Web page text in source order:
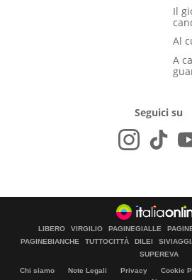
Il
Al
A
Seguici su
LIBERO VIRGILIO PAGINEGIALLE
PAGINEBIANCHE
TUTTOCITTÀ DILEI
SUPEREVA
Chi siamo Note Legali Privacy Cookie